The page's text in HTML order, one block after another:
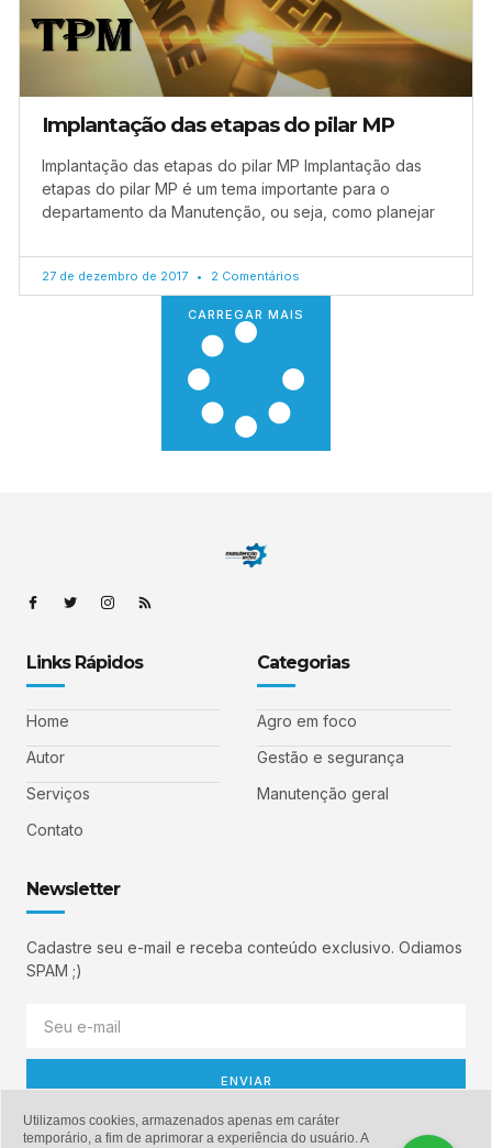
Implantação das etapas do pilar MP
Implantação das etapas do pilar MP Implantação das
etapas do pilar MP é um tema importante para o
departamento da Manutenção, ou seja, como planejar
27 de dezembro de 2017 2 Comentários
CARREGAR MAIS
Links Rápidos
Home
Autor
Serviços
Contato
Categorias
Agro em foco
Gestão e segurança
Manutenção geral
Newsletter
Cadastre seu e-mail e receba conteúdo exclusivo. Odiamos
SPAM ;)
ENVIAR
Utilizamos cookies, armazenados apenas em caráter
temporário, a fim de aprimorar a experiência do usuário. A